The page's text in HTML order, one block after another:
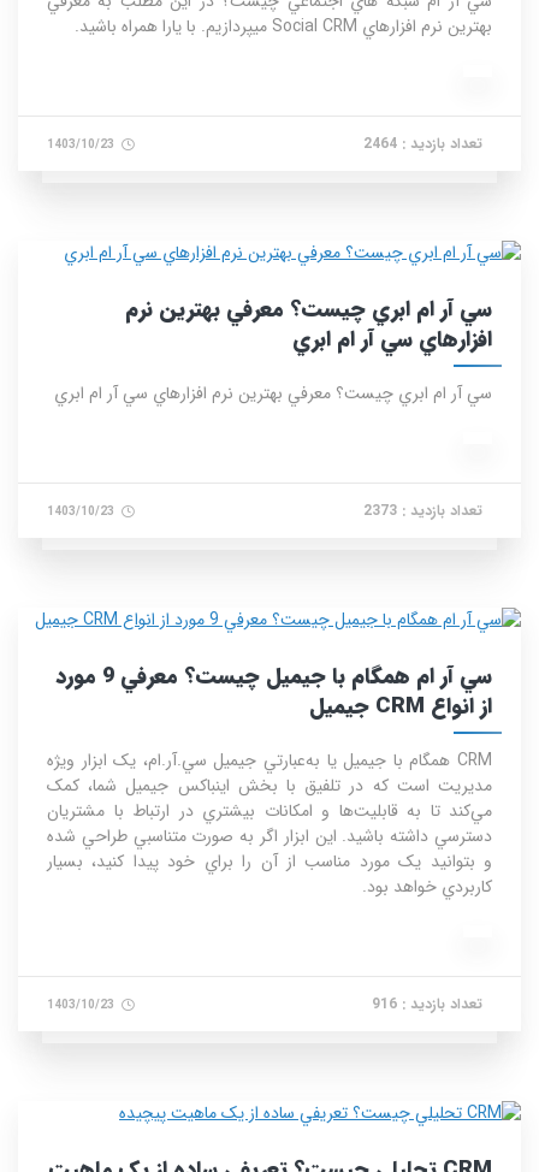
بهترين نرم افزارهاي Social CRM میپردازیم. با یارا همراه باشید.
تعداد بازدید : 2464
سي آر ام ابري چيست؟ معرفي بهترين نرم‌
افزارهاي سي آر ام ابري
سي آر ام ابري چيست؟ معرفي بهترين نرم‌ افزارهاي سي آر ام ابري
تعداد بازدید : 2373
سي آر ام همگام با جيميل چيست؟ معرفي 9 مورد
از انواع CRM جيميل
CRM همگام با جيميل يا به‌عبارتي جيميل سي.آر.ام، يک ابزار ويژه
مديريت است که در تلفيق با بخش اينباکس جيميل شما، کمک
مي‌کند تا به قابليت‌ها و امکانات بيشتري در ارتباط با مشتريان
دسترسي داشته باشيد. اين ابزار اگر به صورت متناسبي طراحي شده
و بتوانيد يک مورد مناسب از آن را براي خود پيدا کنيد، بسيار
کاربردي خواهد بود.
تعداد بازدید : 916